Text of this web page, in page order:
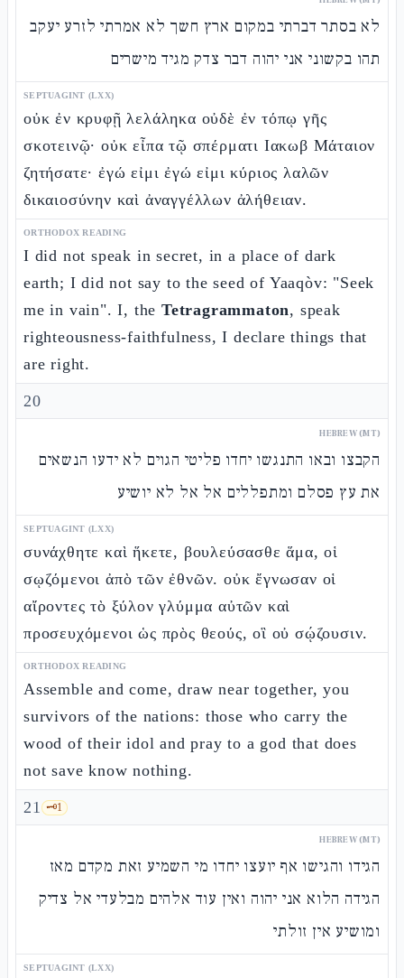
לא בסתר דברתי במקום ארץ חשך לא אמרתי לזרע יעקב
תהו בקשוני אני יהוה דבר צדק מגיד מישרים
SEPTUAGINT (LXX)
οὐκ ἐν κρυφῇ λελάληκα οὐδὲ ἐν τόπῳ γῆς
σκοτεινῷ· οὐκ εἶπα τῷ σπέρματι Ιακωβ Μάταιον
ζητήσατε· ἐγώ εἰμι ἐγώ εἰμι κύριος λαλῶν
δικαιοσύνην καὶ ἀναγγέλλων ἀλήθειαν.
ORTHODOX READING
I did not speak in secret, in a place of dark
earth; I did not say to the seed of Yaaqòv: "Seek
me in vain". I, theTetragrammaton, speak
righteousness-faithfulness, I declare things that
are right.
20
HEBREW (MT)
הקבצו ובאו התנגשו יחדו פליטי הגוים לא ידעו הנשאים
את עץ פסלם ומתפללים אל אל לא יושיע
SEPTUAGINT (LXX)
συνάχθητε καὶ ἥκετε, βουλεύσασθε ἅμα, οἱ
σῳζόμενοι ἀπὸ τῶν ἐθνῶν. οὐκ ἔγνωσαν οἱ
αἴροντες τὸ ξύλον γλύμμα αὐτῶν καὶ
προσευχόμενοι ὡς πρὸς θεούς, οἳ οὐ σῴζουσιν.
ORTHODOX READING
Assemble and come, draw near together, you
survivors of the nations: those who carry the
wood of their idol and pray to a god that does
not save know nothing.
21 🗝️1
HEBREW (MT)
הגידו והגישו אף יועצו יחדו מי השמיע זאת מקדם מאז
הגידה הלוא אני יהוה ואין עוד אלהים מבלעדי אל צדיק
ומושיע אין זולתי
SEPTUAGINT (LXX)